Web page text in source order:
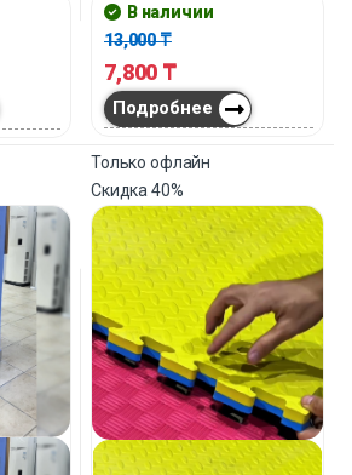
В наличии
13,000₸
7,800 ₸
Подробнее
Только офлайн
Скидка40%